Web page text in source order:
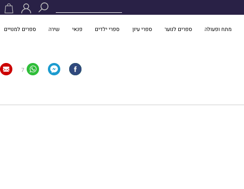
מתח ופעולה ספרים לנוער ספרי עיון ספרי ילדים פנאי שירה ספרים למנויים
7